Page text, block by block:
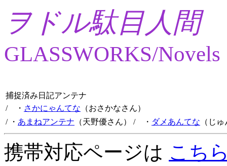
ヲドル駄目人間
GLASSWORKS/Novels
捕捉済み日記アンテナ
/ ・ さかにゃんてな （おさかなさん）
/ ・ あまねアンテナ （天野優さん） / ・ ダメあんてな （じ
携帯対応ページは こち